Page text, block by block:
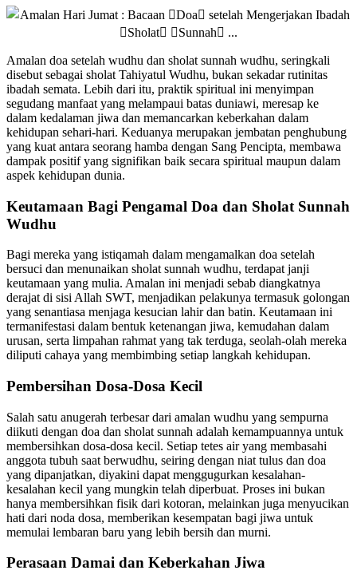
Amalan doa setelah wudhu dan sholat sunnah wudhu, seringkali
disebut sebagai sholat Tahiyatul Wudhu, bukan sekadar rutinitas
ibadah semata. Lebih dari itu, praktik spiritual ini menyimpan
segudang manfaat yang melampaui batas duniawi, meresap ke
dalam kedalaman jiwa dan memancarkan keberkahan dalam
kehidupan sehari-hari. Keduanya merupakan jembatan penghubung
yang kuat antara seorang hamba dengan Sang Pencipta, membawa
dampak positif yang signifikan baik secara spiritual maupun dalam
aspek kehidupan dunia.
Keutamaan Bagi Pengamal Doa dan Sholat Sunnah
Wudhu
Bagi mereka yang istiqamah dalam mengamalkan doa setelah
bersuci dan menunaikan sholat sunnah wudhu, terdapat janji
keutamaan yang mulia. Amalan ini menjadi sebab diangkatnya
derajat di sisi Allah SWT, menjadikan pelakunya termasuk golongan
yang senantiasa menjaga kesucian lahir dan batin. Keutamaan ini
termanifestasi dalam bentuk ketenangan jiwa, kemudahan dalam
urusan, serta limpahan rahmat yang tak terduga, seolah-olah mereka
diliputi cahaya yang membimbing setiap langkah kehidupan.
Pembersihan Dosa-Dosa Kecil
Salah satu anugerah terbesar dari amalan wudhu yang sempurna
diikuti dengan doa dan sholat sunnah adalah kemampuannya untuk
membersihkan dosa-dosa kecil. Setiap tetes air yang membasahi
anggota tubuh saat berwudhu, seiring dengan niat tulus dan doa
yang dipanjatkan, diyakini dapat menggugurkan kesalahan-
kesalahan kecil yang mungkin telah diperbuat. Proses ini bukan
hanya membersihkan fisik dari kotoran, melainkan juga menyucikan
hati dari noda dosa, memberikan kesempatan bagi jiwa untuk
memulai lembaran baru yang lebih bersih dan murni.
Perasaan Damai dan Keberkahan Jiwa